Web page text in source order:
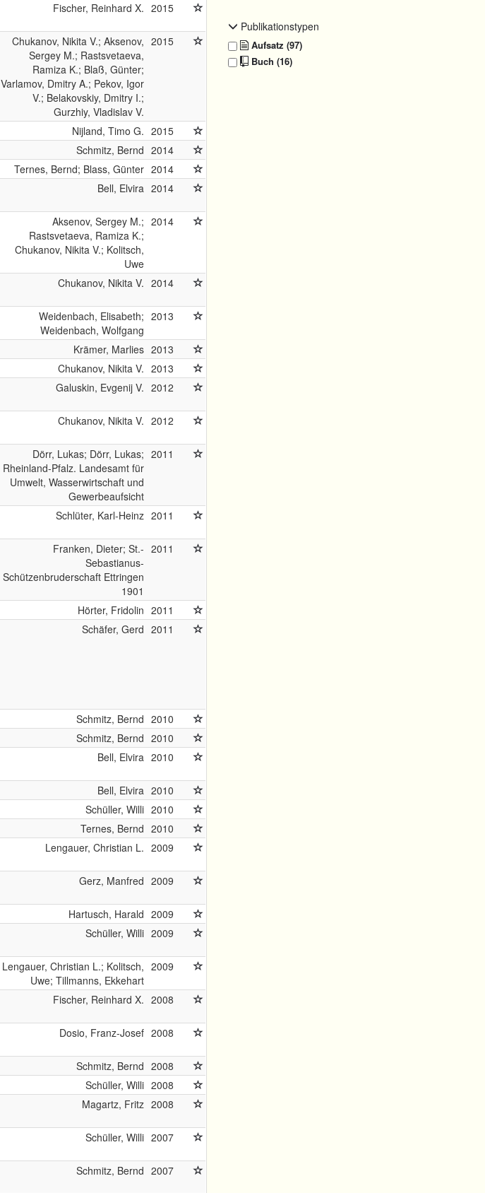
Fischer, Reinhard X. 2015
Chukanov, Nikita V.; Aksenov,
Sergey M.; Rastsvetaeva,
Ramiza K.; Blaß, Günter;
Varlamov, Dmitry A.; Pekov, Igor
V.; Belakovskiy, Dmitry I.;
Gurzhiy, Vladislav V.
2015
Nijland, Timo G. 2015
Schmitz, Bernd 2014
Ternes, Bernd; Blass, Günter 2014
Bell, Elvira 2014
Aksenov, Sergey M.;
Rastsvetaeva, Ramiza K.;
Chukanov, Nikita V.; Kolitsch,
Uwe
2014
Chukanov, Nikita V. 2014
Weidenbach, Elisabeth;
Weidenbach, Wolfgang
2013
Krämer, Marlies 2013
Chukanov, Nikita V. 2013
Galuskin, Evgenij V. 2012
Chukanov, Nikita V. 2012
Dörr, Lukas; Dörr, Lukas;
Rheinland-Pfalz. Landesamt für
Umwelt, Wasserwirtschaft und
Gewerbeaufsicht
2011
Schlüter, Karl-Heinz 2011
Franken, Dieter; St.-
Sebastianus-
Schützenbruderschaft Ettringen
1901
2011
Hörter, Fridolin 2011
Schäfer, Gerd 2011
Schmitz, Bernd 2010
Schmitz, Bernd 2010
Bell, Elvira 2010
Bell, Elvira 2010
Schüller, Willi 2010
Ternes, Bernd 2010
Lengauer, Christian L. 2009
Gerz, Manfred 2009
Hartusch, Harald 2009
Schüller, Willi 2009
Lengauer, Christian L.; Kolitsch,
Uwe; Tillmanns, Ekkehart
2009
Fischer, Reinhard X. 2008
Dosio, Franz-Josef 2008
Schmitz, Bernd 2008
Schüller, Willi 2008
Magartz, Fritz 2008
Schüller, Willi 2007
Schmitz, Bernd 2007
Publikationstypen
Aufsatz (97)
Buch (16)